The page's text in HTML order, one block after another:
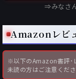
権力という安定を求
にかけ、平気で寝返
敵が味方になり、追
窮地に陥った人間が
八丁手八丁の逆転を
⇒みなさ
Amazonレビ
※以下のAmazon書評･
未読の方はご注意くだ